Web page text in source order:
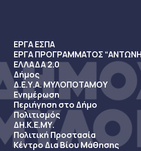
ΕΡΓΑ ΕΣΠΑ
ΕΡΓΑ ΠΡΟΓΡΑΜΜΑΤΟΣ
ΕΛΛΑΔΑ 2.0
Δήμος
Δ.Ε.Υ.Α. ΜΥΛΟΠΟΤΑΜΟΥ
Ενημέρωση
Περιήγηση στο Δήμο
Πολιτισμός
ΔΗ.Κ.Ε.ΜΥ.
Πολιτική Προστασία
Κέντρο Δια Βίου Μάθησης